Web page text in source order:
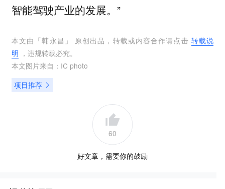
智能驾驶产业的发展。”
本文由「韩永昌 」 原创出品，转载或内容合作请点击 转载说
明 ，违规转载必究。
本文图片来自： IC photo
项目推荐
60
好文章，需要你的鼓励